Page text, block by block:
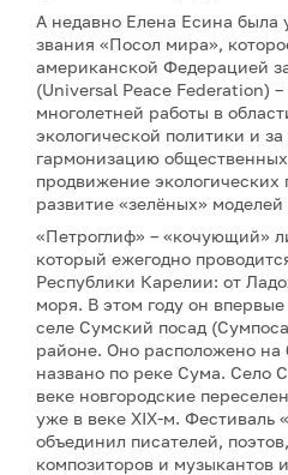
А недавно Елена Есина была
звания «Посол мира»,
американской Федерацией
(Universal Peace Federation)
многолетней работы в
экологической политики и
гармонизацию
продвижение экологических
развитие «зелёных»
«Петроглиф» – «кочующий»
который ежегодно
Республики Карелии: от
моря. В этом году он
селе Сумский посад
районе. Оно расположено на
названо по реке Сума. Село
веке новгородские
уже в веке XIX-м. Фестиваль
объединил писателей,
композиторов и музыкантов